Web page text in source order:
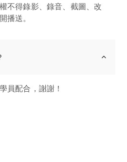
不得錄影、錄音、截圖、改
播送。
員配合，謝謝！